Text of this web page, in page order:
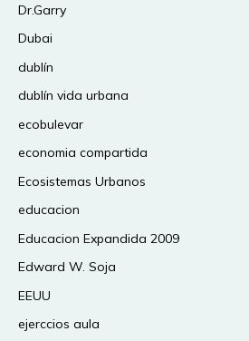
Dr.Garry
Dubai
dublín
dublín vida urbana
ecobulevar
economia compartida
Ecosistemas Urbanos
educacion
Educacion Expandida 2009
Edward W. Soja
EEUU
ejerccios aula